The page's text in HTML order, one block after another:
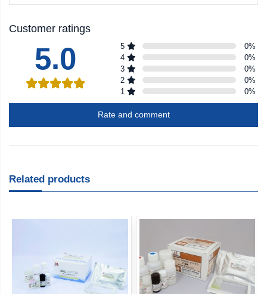
Customer ratings
5.0 5 0%
4
0%
3
0%
2
0%
1
0%
Rate and comment
Related products